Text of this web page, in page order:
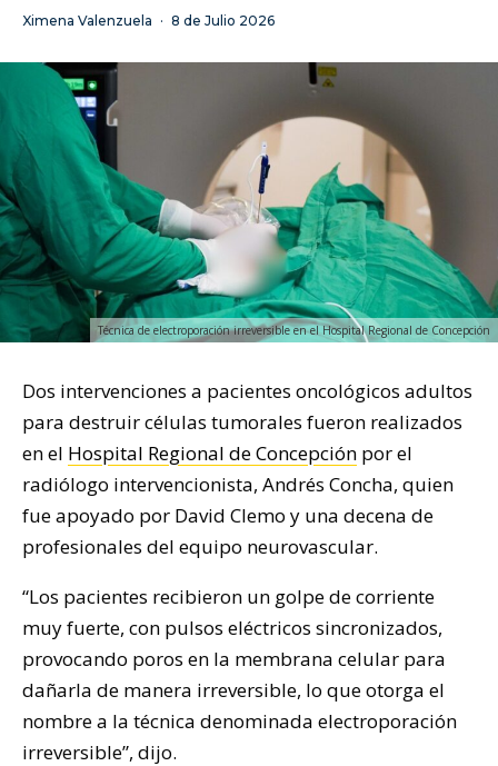
Ximena Valenzuela · 8 de Julio 2026
Técnica de electroporación irreversible en el Hospital Regional de Concepción
Dos intervenciones a pacientes oncológicos adultos
para destruir células tumorales fueron realizados
en el Hospital Regional de Concepción por el
radiólogo intervencionista, Andrés Concha, quien
fue apoyado por David Clemo y una decena de
profesionales del equipo neurovascular.
“Los pacientes recibieron un golpe de corriente
muy fuerte, con pulsos eléctricos sincronizados,
provocando poros en la membrana celular para
dañarla de manera irreversible, lo que otorga el
nombre a la técnica denominada electroporación
irreversible”, dijo.